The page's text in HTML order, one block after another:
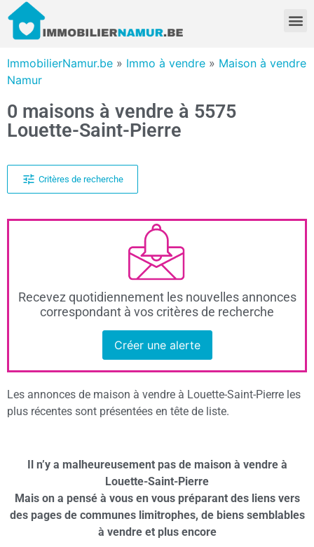
ImmobilierNamur.be » Immo à vendre » Maison à vendre
Namur
0 maisons à vendre à 5575
Louette-Saint-Pierre
Critères de recherche
Recevez quotidiennement les nouvelles annonces
correspondant à vos critères de recherche
Créer une alerte
Les annonces de maison à vendre à Louette-Saint-Pierre les
plus récentes sont présentées en tête de liste.
Il n’y a malheureusement pas de maison à vendre à
Louette-Saint-Pierre
Mais on a pensé à vous en vous préparant des liens vers
des pages de communes limitrophes, de biens semblables
à vendre et plus encore